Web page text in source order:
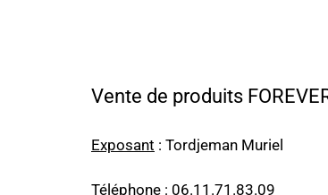
Vente de produits
Exposant : Tordjeman Muriel
Téléphone : 06.11.71.83.09